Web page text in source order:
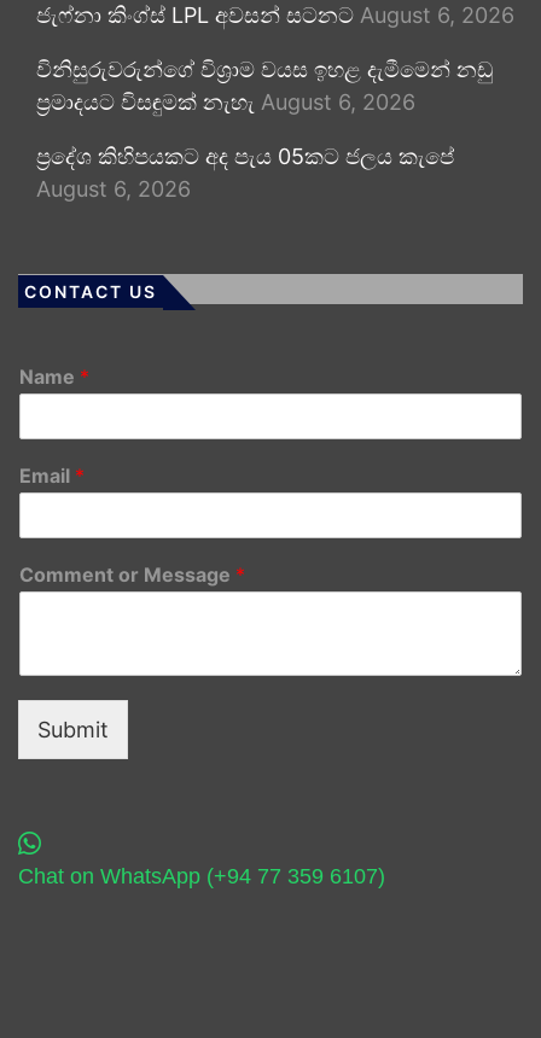
ජැෆ්නා කිංග්ස් LPL අවසන් සටනට August 6, 2026
විනිසුරුවරුන්ගේ විශ්‍රාම වයස ඉහළ දැමීමෙන් නඩු
ප්‍රමාදයට විසඳුමක් නැහැ August 6, 2026
ප්‍රදේශ කිහිපයකට අද පැය 05කට ජලය කැපේ
August 6, 2026
CONTACT US
Name *
Email *
Comment or Message *
Submit
Chat on WhatsApp (+94 77 359 6107)